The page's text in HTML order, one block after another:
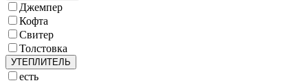
Джемпер
Кофта
Свитер
Толстовка
УТЕПЛИТЕЛЬ
есть